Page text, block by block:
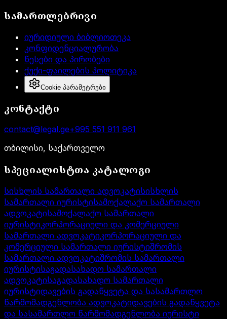
სამართლებრივი
იურიდიული ბიბლიოთეკა
კონფიდენციალურობა
წესები და პირობები
ქუქი-ფაილების პოლიტიკა
Cookie პარამეტრები
კონტაქტი
contact@legal.ge+995 551 911 961
თბილისი, საქართველო
სპეციალისტთა კატალოგი
სისხლის სამართალი ადვოკატისისხლის
სამართალი იურისტისამოქალაქო სამართალი
ადვოკატისამოქალაქო სამართალი
იურისტიკორპორაციული და კომერციული
სამართალი ადვოკატიკორპორაციული და
კომერციული სამართალი იურისტიშრომის
სამართალი ადვოკატიშრომის სამართალი
იურისტისაგადასახადო სამართალი
ადვოკატისაგადასახადო სამართალი
იურისტიდავების გადაწყვეტა და სასამართლო
წარმომადგენლობა ადვოკატიდავების გადაწყვეტა
და სასამართლო წარმომადგენლობა იურისტი